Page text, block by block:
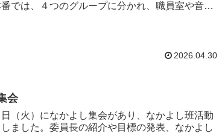
では、４つのグループに分かれ、職員室や音楽
2026.04.30
会
（火）になかよし集会があり、なかよし班活動
ました。委員長の紹介や目標の発表、なかよし